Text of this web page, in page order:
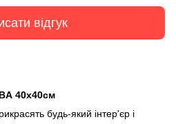
відгук
40х40см
будь-який інтер'єр і